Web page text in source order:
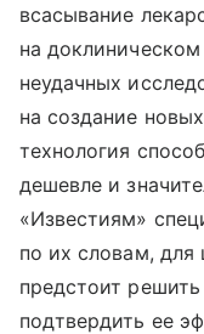
всасывание
на доклиническом
неудачных
на создание
технология
дешевле и
«Известиям»
по их словам,
предстоит
подтвердить ее